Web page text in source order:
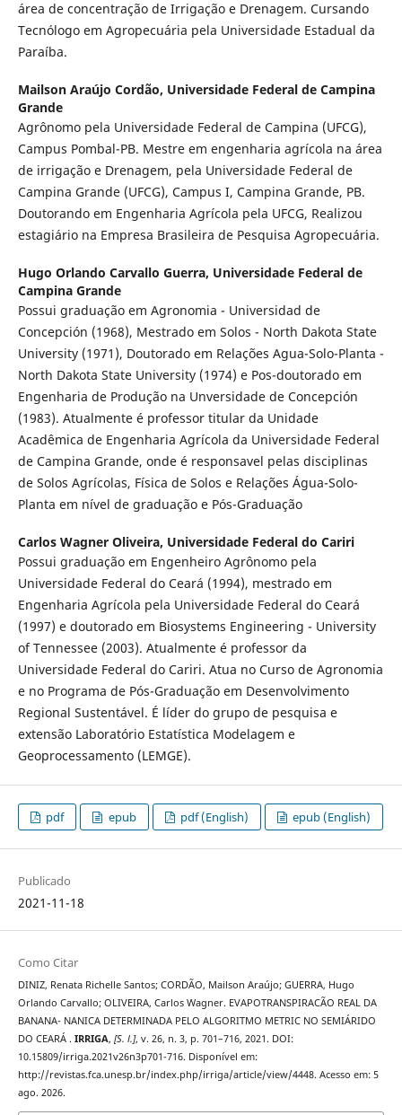
área de concentração de Irrigação e Drenagem. Cursando
Tecnólogo em Agropecuária pela Universidade Estadual da
Paraíba.
Mailson Araújo Cordão, Universidade Federal de Campina
Grande
Agrônomo pela Universidade Federal de Campina (UFCG),
Campus Pombal-PB. Mestre em engenharia agrícola na área
de irrigação e Drenagem, pela Universidade Federal de
Campina Grande (UFCG), Campus I, Campina Grande, PB.
Doutorando em Engenharia Agrícola pela UFCG, Realizou
estagiário na Empresa Brasileira de Pesquisa Agropecuária.
Hugo Orlando Carvallo Guerra, Universidade Federal de
Campina Grande
Possui graduação em Agronomia - Universidad de
Concepción (1968), Mestrado em Solos - North Dakota State
University (1971), Doutorado em Relações Agua-Solo-Planta -
North Dakota State University (1974) e Pos-doutorado em
Engenharia de Produção na Unversidade de Concepción
(1983). Atualmente é professor titular da Unidade
Acadêmica de Engenharia Agrícola da Universidade Federal
de Campina Grande, onde é responsavel pelas disciplinas
de Solos Agrícolas, Física de Solos e Relações Água-Solo-
Planta em nível de graduação e Pós-Graduação
Carlos Wagner Oliveira, Universidade Federal do Cariri
Possui graduação em Engenheiro Agrônomo pela
Universidade Federal do Ceará (1994), mestrado em
Engenharia Agrícola pela Universidade Federal do Ceará
(1997) e doutorado em Biosystems Engineering - University
of Tennessee (2003). Atualmente é professor da
Universidade Federal do Cariri. Atua no Curso de Agronomia
e no Programa de Pós-Graduação em Desenvolvimento
Regional Sustentável. É líder do grupo de pesquisa e
extensão Laboratório Estatística Modelagem e
Geoprocessamento (LEMGE).
pdf epub pdf (English) epub (English)
Publicado
2021-11-18
Como Citar
DINIZ, Renata Richelle Santos; CORDÃO, Mailson Araújo; GUERRA, Hugo
Orlando Carvallo; OLIVEIRA, Carlos Wagner. EVAPOTRANSPIRACÃO REAL DA
BANANA- NANICA DETERMINADA PELO ALGORITMO METRIC NO SEMIÁRIDO
DO CEARÁ . IRRIGA, [S. l.], v. 26, n. 3, p. 701–716, 2021. DOI:
10.15809/irriga.2021v26n3p701-716. Disponível em:
http://revistas.fca.unesp.br/index.php/irriga/article/view/4448. Acesso em: 5
ago. 2026.